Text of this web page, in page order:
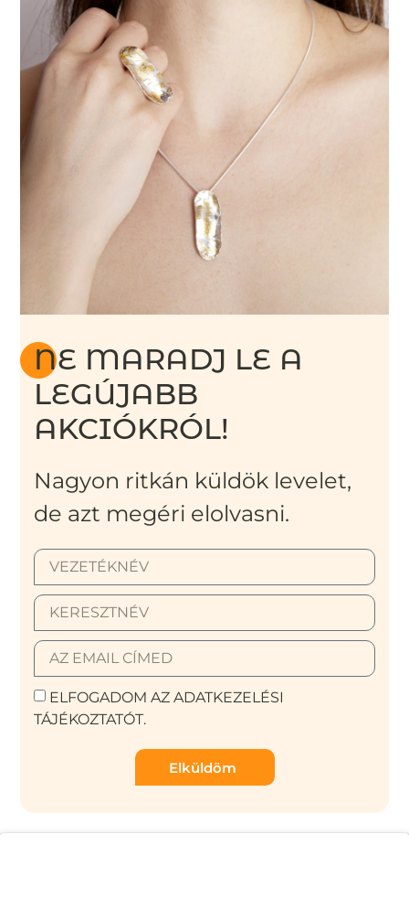
NE MARADJ LE A
LEGÚJABB
AKCIÓKRÓL!
Nagyon ritkán küldök levelet,
de azt megéri elolvasni.
ELFOGADOM AZ ADATKEZELÉSI
TÁJÉKOZTATÓT.
Elküldöm